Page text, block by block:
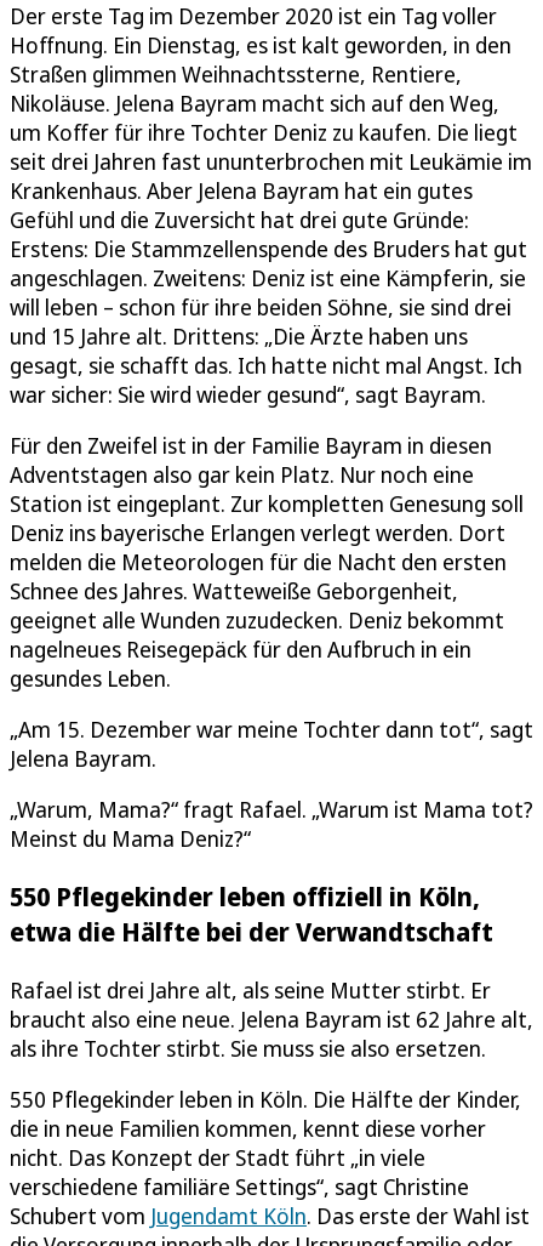
Der erste Tag im Dezember 2020 ist ein Tag voller
Hoffnung. Ein Dienstag, es ist kalt geworden, in den
Straßen glimmen Weihnachtssterne, Rentiere,
Nikoläuse. Jelena Bayram macht sich auf den Weg,
um Koffer für ihre Tochter Deniz zu kaufen. Die liegt
seit drei Jahren fast ununterbrochen mit Leukämie im
Krankenhaus. Aber Jelena Bayram hat ein gutes
Gefühl und die Zuversicht hat drei gute Gründe:
Erstens: Die Stammzellenspende des Bruders hat gut
angeschlagen. Zweitens: Deniz ist eine Kämpferin, sie
will leben – schon für ihre beiden Söhne, sie sind drei
und 15 Jahre alt. Drittens: „Die Ärzte haben uns
gesagt, sie schafft das. Ich hatte nicht mal Angst. Ich
war sicher: Sie wird wieder gesund“, sagt Bayram.
Für den Zweifel ist in der Familie Bayram in diesen
Adventstagen also gar kein Platz. Nur noch eine
Station ist eingeplant. Zur kompletten Genesung soll
Deniz ins bayerische Erlangen verlegt werden. Dort
melden die Meteorologen für die Nacht den ersten
Schnee des Jahres. Watteweiße Geborgenheit,
geeignet alle Wunden zuzudecken. Deniz bekommt
nagelneues Reisegepäck für den Aufbruch in ein
gesundes Leben.
„Am 15. Dezember war meine Tochter dann tot“, sagt
Jelena Bayram.
„Warum, Mama?“ fragt Rafael. „Warum ist Mama tot?
Meinst du Mama Deniz?“
550 Pflegekinder leben offiziell in Köln,
etwa die Hälfte bei der Verwandtschaft
Rafael ist drei Jahre alt, als seine Mutter stirbt. Er
braucht also eine neue. Jelena Bayram ist 62 Jahre alt,
als ihre Tochter stirbt. Sie muss sie also ersetzen.
550 Pflegekinder leben in Köln. Die Hälfte der Kinder,
die in neue Familien kommen, kennt diese vorher
nicht. Das Konzept der Stadt führt „in viele
verschiedene familiäre Settings“, sagt Christine
Schubert vom Jugendamt Köln. Das erste der Wahl ist